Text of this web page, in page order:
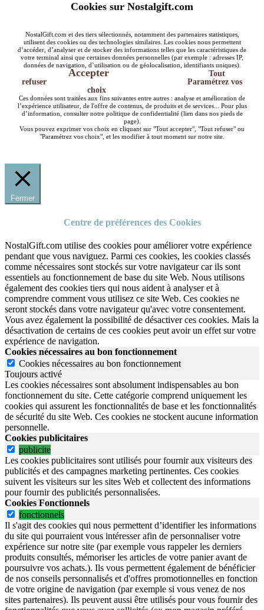
Cookies sur Nostalgift.com
NostalGift.com et des tiers sélectionnés, notamment des partenaires statistiques,
utilisent des cookies ou des technologies similaires. Les cookies nous permettent
d’accéder, d’analyser et de stocker des informations telles que les caractéristiques de
votre terminal ainsi que certaines données personnelles (par exemple : adresses IP,
données de navigation, d’utilisation ou de géolocalisation, identifiants uniques).
Accepter
Tout
refuser
Paramétrez vos
choix
Ces données sont traitées aux fins suivantes entre autres : analyse et amélioration de
l’expérience utilisateur, de l'offre de contenus, de produits et de services... Pour plus
d’information, consulter notre politique de confidentialité (lien dans nos pieds de
page).
Vous pouvez exprimer vos choix en cliquant sur "Tout accepter", "Tout refuser" ou
"Paramétrez vos choix", et les modifier à tout moment sur notre site.
Fermer
Centre de préférences des Cookies
NostalGift.com utilise des cookies pour améliorer votre expérience
pendant que vous naviguez. Parmi ces cookies, les cookies classés
comme nécessaires sont stockés sur votre navigateur car ils sont
essentiels au fonctionnement de base du site Web. Nous utilisons
également des cookies tiers qui nous aident à analyser et à
comprendre comment vous utilisez ce site Web. Ces cookies ne
seront stockés dans votre navigateur qu'avec votre consentement.
Vous avez également la possibilité de désactiver ces cookies. Mais la
désactivation de certains de ces cookies peut avoir un effet sur votre
expérience de navigation.
Cookies nécessaires au bon fonctionnement
Cookies nécessaires au bon fonctionnement
Toujours activé
Les cookies nécessaires sont absolument indispensables au bon
fonctionnement du site. Cette catégorie comprend uniquement les
cookies qui assurent les fonctionnalités de base et les fonctionnalités
de sécurité du site Web. Ces cookies ne stockent aucune information
personnelle.
Cookies publicitaires
publicite
Les cookies publicitaires sont utilisés pour fournir aux visiteurs des
publicités et des campagnes marketing pertinentes. Ces cookies
suivent les visiteurs sur les sites Web et collectent des informations
pour fournir des publicités personnalisées.
Cookies Fonctionnels
fonctionnels
Il s'agit des cookies qui nous permettent d’identifier les informations
du site qui pourraient vous intéresser afin de personnaliser votre
expérience sur notre site (par exemple vous rappeler les derniers
produits consultés, mémoriser les articles de votre panier avant de
poursuivre vos achats.). Ils vous permettent également de bénéficier
de nos conseils personnalisés et d'offres promotionnelles en fonction
de votre origine de navigation (par exemple si vous venez de nos
sites partenaires). Ils peuvent aussi être utilisés pour vous fournir des